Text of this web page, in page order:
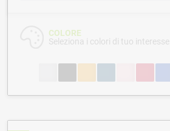
COLORE
Seleziona i colori di tuo interesse.